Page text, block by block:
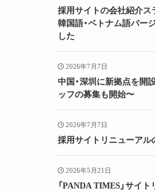
採用サイトの会社紹介ス
韓国語・ベトナム語バー
した
2026年7月7日
中国・深圳に新拠点を開
ッフの募集も開始〜
2026年7月7日
採用サイトリニューアル
2026年5月21日
「PANDA TIMES」サイ